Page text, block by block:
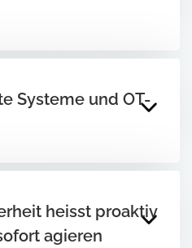
Systeme und OT-
heisst proaktiv
agieren